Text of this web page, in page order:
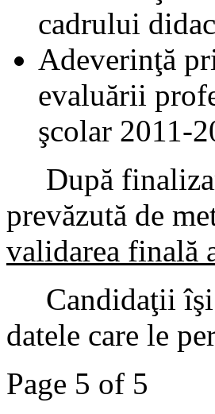
cadrului
Adeverinţă
evaluării
şcolar 2011-
După
prevăzută de
validarea finală
Candidaţii îşi
datele care le
Page 5 of 5